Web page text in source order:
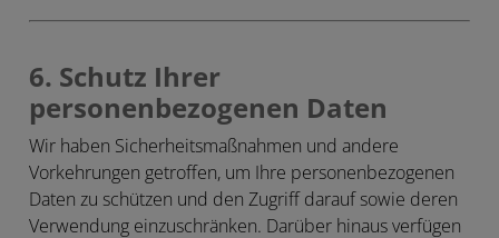
6. Schutz Ihrer
personenbezogenen Daten
Wir haben Sicherheitsmaßnahmen und andere
Vorkehrungen getroffen, um Ihre personenbezogenen
Daten zu schützen und den Zugriff darauf sowie deren
Verwendung einzuschränken. Darüber hinaus verfügen